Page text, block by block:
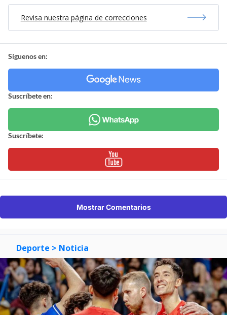
Revisa nuestra página de correcciones
Síguenos en:
Suscríbete en:
Suscríbete:
Mostrar Comentarios
Deporte > Noticia